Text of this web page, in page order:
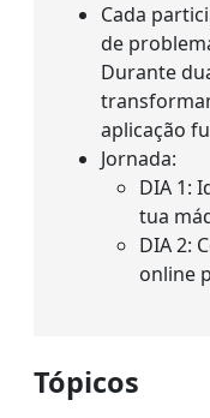
Cada
de
Durante
aplicação
Jornada:
DIA 1:
tua
DIA 2:
online
Tópicos